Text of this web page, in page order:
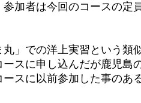
加者は今回のコースの定
」での洋上実習という類
スに申し込んだが鹿児島
スに以前参加した事のあ